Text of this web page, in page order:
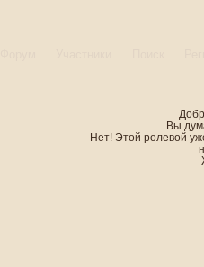
Вы
Нет! Этой ролевой